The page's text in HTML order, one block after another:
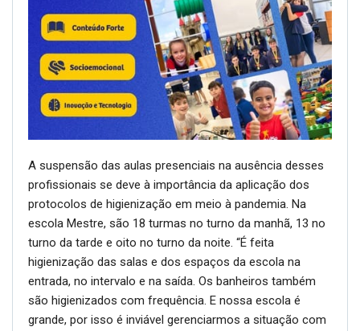
A suspensão das aulas presenciais na ausência desses
profissionais se deve à importância da aplicação dos
protocolos de higienização em meio à pandemia. Na
escola Mestre, são 18 turmas no turno da manhã, 13 no
turno da tarde e oito no turno da noite. “É feita
higienização das salas e dos espaços da escola na
entrada, no intervalo e na saída. Os banheiros também
são higienizados com frequência. E nossa escola é
grande, por isso é inviável gerenciarmos a situação com